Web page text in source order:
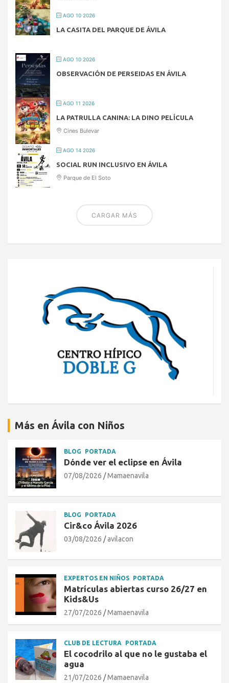
AGO 10 2026
LA CASITA DEL PARQUE DE ÁVILA
AGO 10 2026
OBSERVACIÓN DE PERSEIDAS EN ÁVILA
AGO 11 2026
LA PATRULLA CANINA: LA DINO PELÍCULA
Cines Bulevar
AGO 14 2026
SOCIAL RUN INCLUSIVO EN ÁVILA
Parque de El Soto
CARGAR MÁS
Más en Ávila con Niños
BLOG PORTADA
Dónde ver el eclipse en Ávila
07/08/2026 Mamaenavila
BLOG PORTADA
Cir&co Ávila 2026
03/08/2026 avilacon
EXPERTOS EN NIÑOS PORTADA
Matrículas abiertas curso 26/27 en
Kids&Us
27/07/2026 Mamaenavila
CLUB DE LECTURA PORTADA
El cocodrilo al que no le gustaba el
agua
21/07/2026 Mamaenavila